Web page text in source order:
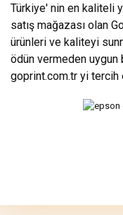
Türkiye' nin en kaliteli
satış mağazası olan
ürünleri ve kaliteyi
ödün vermeden uygun
goprint.com.tr yi tercih